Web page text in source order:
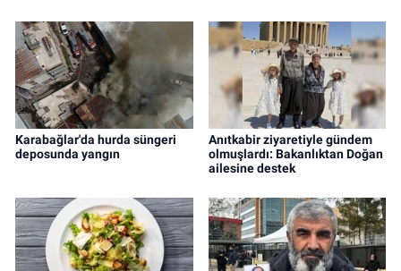
Karabağlar'da hurda süngeri
deposunda yangın
Anıtkabir ziyaretiyle gündem
olmuşlardı: Bakanlıktan Doğan
ailesine destek